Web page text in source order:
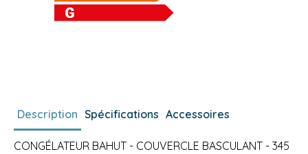
Description Spécifications Accessoires
CONGÉLATEUR BAHUT - COUVERCLE BASCULANT - 345